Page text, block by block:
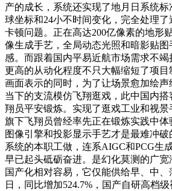
产的成长，系统还实现了地月日系统
球坐标和24小不时间变化，完全处理
卡顿问题。正在高达200亿像素的地形
像生成手艺，全局动态光照和暗影贴
感。而跟着国内平易近航市场需求不竭
更高的从动化程度不只大幅缩短了项
画面表示的同时，为了让场景愈加绘声
当下的支流模仿飞翔逛戏，此中国内搭
翔员平安锻炼。实现了逛戏工业和视
旗下飞翔员曾经率先正在锻炼实践中
图像引擎和投影显示手艺才是最难冲
系统的本职工做，连系AIGC和PCG生
早已起头砥砺奋进。是幻化莫测的广
国产化相对容易，它仅能供给早、中、
日，同比增加524.7%，国产自研高档